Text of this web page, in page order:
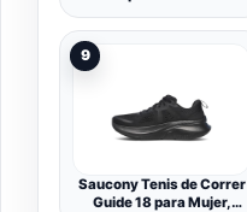
9
Saucony Tenis de Correr
Guide 18 para Mujer,